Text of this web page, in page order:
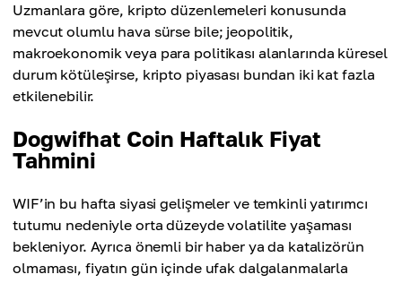
Uzmanlara göre, kripto düzenlemeleri konusunda
mevcut olumlu hava sürse bile; jeopolitik,
makroekonomik veya para politikası alanlarında küresel
durum kötüleşirse, kripto piyasası bundan iki kat fazla
etkilenebilir.
Dogwifhat Coin Haftalık Fiyat
Tahmini
WIF’in bu hafta siyasi gelişmeler ve temkinli yatırımcı
tutumu nedeniyle orta düzeyde volatilite yaşaması
bekleniyor. Ayrıca önemli bir haber ya da katalizörün
olmaması, fiyatın gün içinde ufak dalgalanmalarla